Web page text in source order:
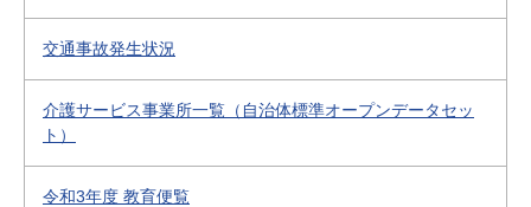
交通事故発生状況
介護サービス事業所一覧（自治体標準オープンデータセッ
ト）
令和3年度 教育便覧